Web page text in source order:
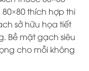
thích hợp thi
sở hữu họa tiết
Bề mặt gạch siêu
cho mỗi không